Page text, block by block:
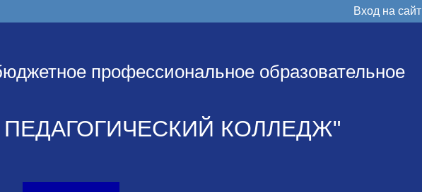
Вход на сайт
профессиональное образовательное
ПЕДАГОГИЧЕСКИЙ КОЛЛЕДЖ"